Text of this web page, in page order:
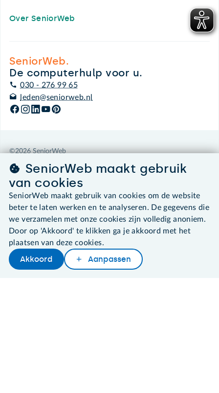
Later lezen Delen Woordenboek
Over SeniorWeb
SeniorWeb.
De computerhulp voor u.
030 - 276 99 65
leden@seniorweb.nl
©2026 SeniorWeb
Algemene voorwaarden
Cookies en cookie-instellingen
Disclaimer
Privacybeleid
About SeniorWeb
SeniorWeb maakt gebruik
van cookies
SeniorWeb maakt gebruik van cookies om de website
beter te laten werken en te analyseren. De gegevens die
we verzamelen met onze cookies zijn volledig anoniem.
Door op 'Akkoord' te klikken ga je akkoord met het
plaatsen van deze cookies.
Akkoord Aanpassen